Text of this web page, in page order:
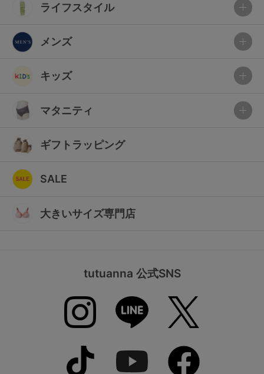
ライフスタイル
メンズ
キッズ
マタニティ
ギフトラッピング
SALE
大きいサイズ専門店
tutuanna 公式SNS